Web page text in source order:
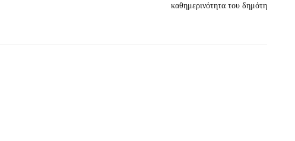
καθημερινότητα του δημότη